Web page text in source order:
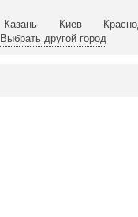
Казань Киев
Выбрать другой город